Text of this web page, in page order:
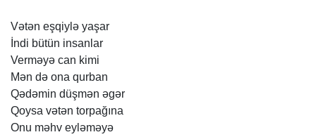
Vətən eşqiylə yaşar
İndi bütün insanlar
Verməyə can kimi
Mən də ona qurban
Qədəmin düşmən əgər
Qoysa vətən torpağına
Onu məhv eyləməyə